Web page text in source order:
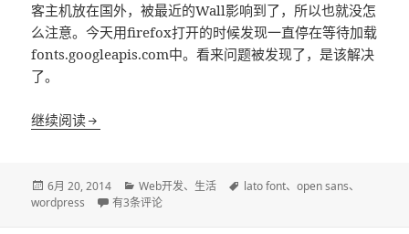
客主机放在国外，被最近的Wall影响到了，所以也就没怎
么注意。今天用firefox打开的时候发现一直停在等待加载
fonts.googleapis.com中。看来问题被发现了，是该解决
了。
继续阅读wordpress博客加载缓慢解决:去除Open Sans和Lato
发
布
6月 20, 2014
分
类
Web开发、 生活
标
lato font、open sans、
wordpress
wordpress博客加载缓慢解决:去除Open Sans和Lato 字体
有3条评论